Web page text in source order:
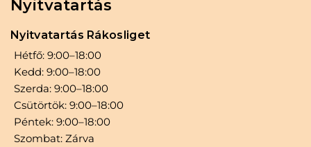
Nyitvatartás
Nyitvatartás Rákosliget
Hétfő: 9:00–18:00
Kedd: 9:00–18:00
Szerda: 9:00–18:00
Csütörtök: 9:00–18:00
Péntek: 9:00–18:00
Szombat: Zárva